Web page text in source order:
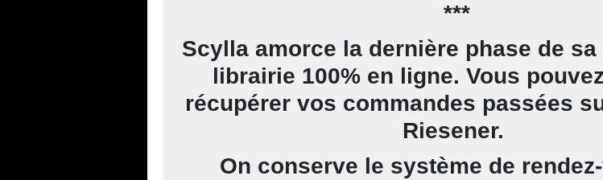
***
Scylla amorce la dernière phase de
librairie 100% en ligne. Vous
récupérer vos commandes passées
Riesener.
On conserve le système de